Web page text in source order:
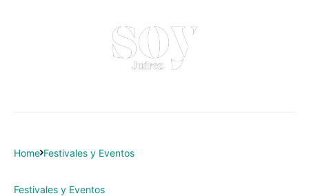
Home Festivales y Eventos
Festivales y Eventos